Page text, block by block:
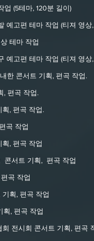
업 (5테마, 120분 길이)
예고편 테마 작업 (티져 영상
테마 작업
예고편 테마 작업 (티져 영상
한 콘서트 기획, 편곡 작업.
, 편곡 작업.
, 편곡 작업.
곡 작업
, 편곡 작업
콘서트 기획, 편곡 작업
곡 작업
획, 편곡 작업
획, 편곡 작업
전시회 콘서트 기획, 편곡